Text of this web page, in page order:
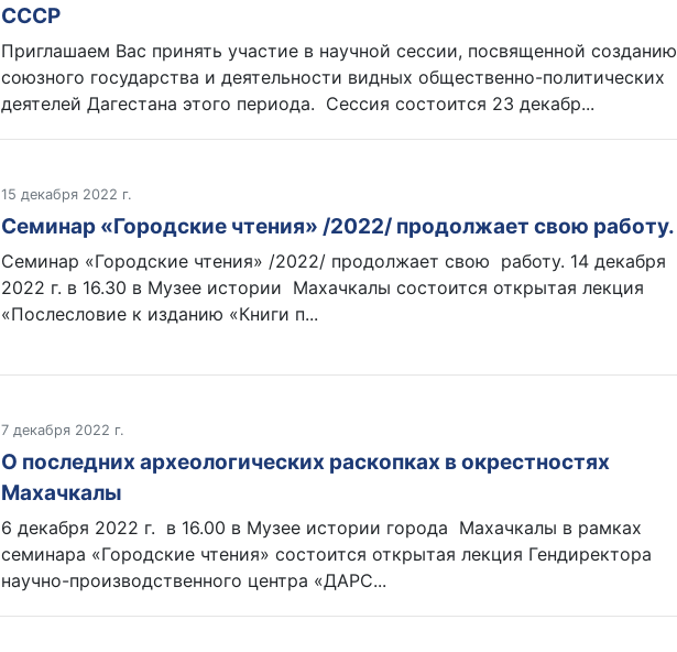
СССР
Приглашаем Вас принять участие в научной сессии, посвященной созданию
союзного государства и деятельности видных общественно-политических
деятелей Дагестана этого периода. Сессия состоится 23 декабр...
15 декабря 2022 г.
Семинар «Городские чтения» /2022/ продолжает свою работу.
Семинар «Городские чтения» /2022/ продолжает свою работу. 14 декабря
2022 г. в 16.30 в Музее истории Махачкалы состоится открытая лекция
«Послесловие к изданию «Книги п...
7 декабря 2022 г.
О последних археологических раскопках в окрестностях
Махачкалы
6 декабря 2022 г. в 16.00 в Музее истории города Махачкалы в рамках
семинара «Городские чтения» состоится открытая лекция Гендиректора
научно-производственного центра «ДАРС...